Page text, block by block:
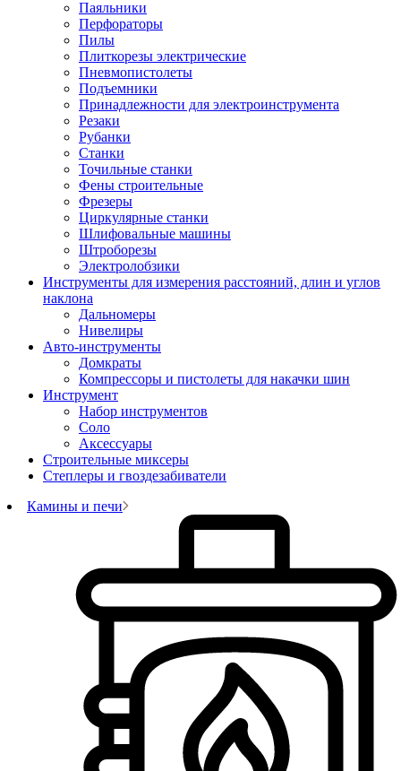
Паяльники
Перфораторы
Пилы
Плиткорезы электрические
Пневмопистолеты
Подъемники
Принадлежности для электроинструмента
Резаки
Рубанки
Станки
Точильные станки
Фены строительные
Фрезеры
Циркулярные станки
Шлифовальные машины
Штроборезы
Электролобзики
Инструменты для измерения расстояний, длин и углов
наклона
Дальномеры
Нивелиры
Авто-инструменты
Домкраты
Компрессоры и пистолеты для накачки шин
Инструмент
Набор инструментов
Соло
Аксессуары
Строительные миксеры
Степлеры и гвоздезабиватели
Камины и печи